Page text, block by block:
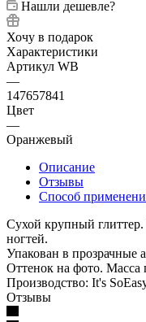
Нашли дешевле?
Хочу в подарок
Характеристики
Артикул WB
—
147657841
Цвет
—
Оранжевый
Описание
Отзывы
Способ
Сухой крупный глиттер.
ногтей.
Упакован в прозрачные
Оттенок на фото. Масса
Производство: It's
Отзывы